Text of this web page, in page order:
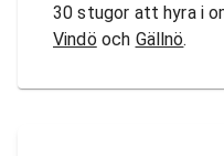
30 stugor att hyra i
Vindö och Gällnö.